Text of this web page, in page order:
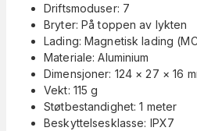
Driftsmoduser: 7
Bryter: På toppen av lykten
Lading: Magnetisk lading
Materiale: Aluminium
Dimensjoner: 124 × 27 × 16
Vekt: 115 g
Støtbestandighet: 1 meter
Beskyttelsesklasse: IPX7